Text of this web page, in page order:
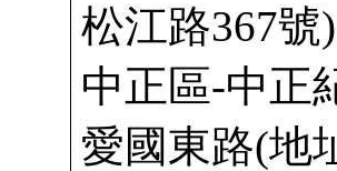
松江路367號)
中正區-中正
愛國東路(地